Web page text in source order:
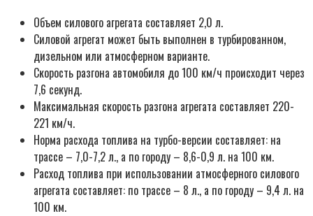
Объем силового агрегата составляет 2,0 л.
Силовой агрегат может быть выполнен в турбированном,
дизельном или атмосферном варианте.
Скорость разгона автомобиля до 100 км/ч происходит через
7,6 секунд.
Максимальная скорость разгона агрегата составляет 220-
221 км/ч.
Норма расхода топлива на турбо-версии составляет: на
трассе – 7,0-7,2 л., а по городу – 8,6-0,9 л. на 100 км.
Расход топлива при использовании атмосферного силового
агрегата составляет: по трассе – 8 л., а по городу – 9,4 л. на
100 км.